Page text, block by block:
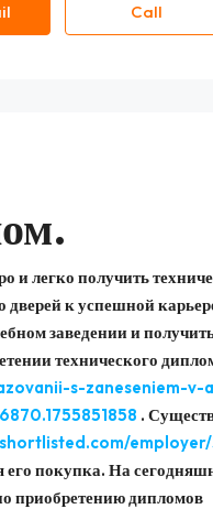
Call
и легко получить
к успешной
заведении и
технического
s-zaneseniem-v-
.
покупка. На
приобретению дипломов